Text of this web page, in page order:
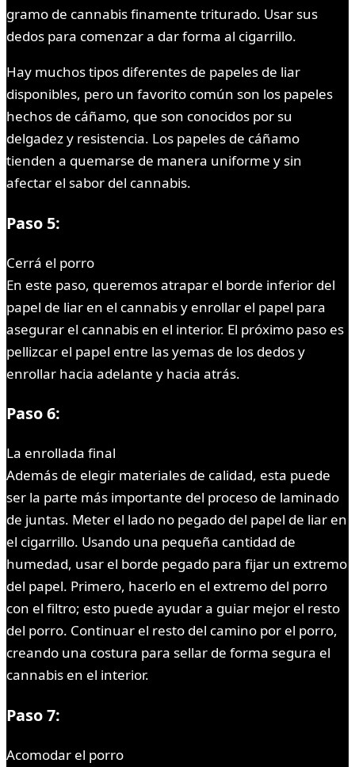
gramo de cannabis finamente triturado. Usar sus
dedos para comenzar a dar forma al cigarrillo.
Hay muchos tipos diferentes de papeles de liar
disponibles, pero un favorito común son los papeles
hechos de cáñamo, que son conocidos por su
delgadez y resistencia. Los papeles de cáñamo
tienden a quemarse de manera uniforme y sin
afectar el sabor del cannabis.
Paso 5:
Cerrá el porro
En este paso, queremos atrapar el borde inferior del
papel de liar en el cannabis y enrollar el papel para
asegurar el cannabis en el interior. El próximo paso es
pellizcar el papel entre las yemas de los dedos y
enrollar hacia adelante y hacia atrás.
Paso 6:
La enrollada final
Además de elegir materiales de calidad, esta puede
ser la parte más importante del proceso de laminado
de juntas. Meter el lado no pegado del papel de liar en
el cigarrillo. Usando una pequeña cantidad de
humedad, usar el borde pegado para fijar un extremo
del papel. Primero, hacerlo en el extremo del porro
con el filtro; esto puede ayudar a guiar mejor el resto
del porro. Continuar el resto del camino por el porro,
creando una costura para sellar de forma segura el
cannabis en el interior.
Paso 7:
Acomodar el porro